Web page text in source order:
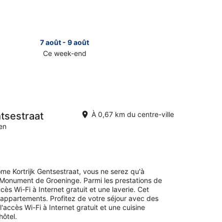
7 août - 9 août
Ce week-end
À 0,67 km du centre-ville
Kortrijk Gentsestraat, vous ne serez qu'à
de Groeninge. Parmi les prestations de
Wi-Fi à Internet gratuit et une laverie. Cet
Profitez de votre séjour avec des
Wi-Fi à Internet gratuit et une cuisine